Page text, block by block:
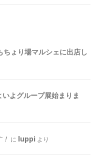
ちょり場マルシェに出店し
いよグループ展始まりま
に luppi より